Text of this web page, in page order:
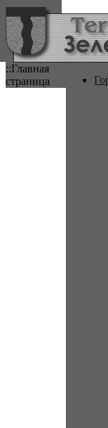
::Главная
страница